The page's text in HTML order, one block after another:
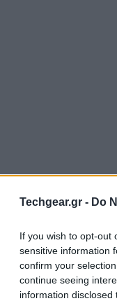
Techgear.gr - Do
If you wish to opt-out
sensitive information
confirm your
continue seeing
information